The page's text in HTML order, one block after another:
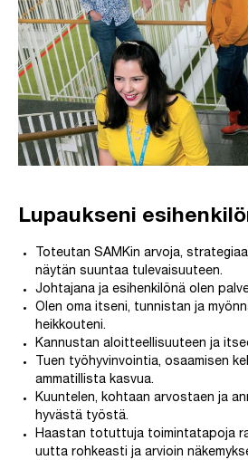
Lupaukseni
Toteutan SAMKin arvoja,
näytän suuntaa tulevaisuuteen.
Johtajana ja esihenkilönä olen
Olen oma itseni, tunnistan ja
heikkouteni.
Kannustan aloitteellisuuteen ja
Tuen työhyvinvointia, osaamisen
ammatillista kasvua.
Kuuntelen, kohtaan arvostaen ja
hyvästä työstä.
Haastan totuttuja toimintatapoja
uutta rohkeasti ja arvioin